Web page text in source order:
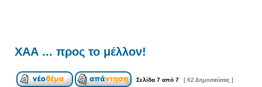
ΧΑΑ ... προς το μέλλον!
Σελίδα 7 από 7 [ 62 Δημοσιεύσεις ]